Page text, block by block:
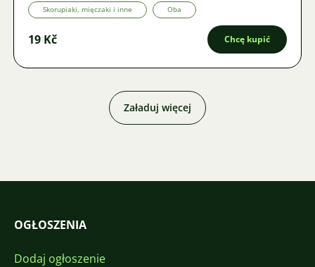
Skorupiaki, mięczaki i inne Oba
19 Kč Chcę kupić
Załaduj więcej
OGŁOSZENIA
Dodaj ogłoszenie